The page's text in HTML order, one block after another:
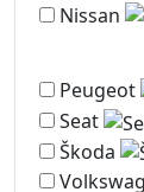
Nissan
Peugeot
Seat
Škoda